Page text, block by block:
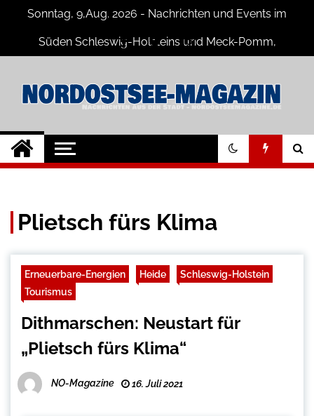
Sonntag, 9,Aug. 2026 - Nachrichten und Events im
Süden Schleswig-Holsteins und Meck-Pomm,
Nord-Ostsee-
Magazine Blog
Der Blog der Nord-Ostsee Magazine
Plietsch fürs Klima
Erneuerbare-Energien Heide
Schleswig-Holstein
Tourismus
Dithmarschen: Neustart für
„Plietsch fürs Klima“
NO-Magazine 16. Juli 2021